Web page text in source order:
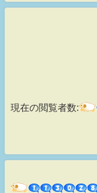
現在の閲覧者数: